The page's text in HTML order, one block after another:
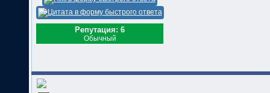
Репутация: 6
Обычный